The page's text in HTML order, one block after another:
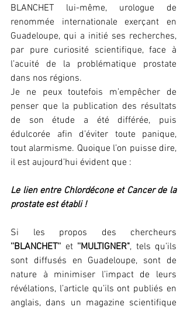
BLANCHET lui-même, urologue de
renommée internationale exerçant en
Guadeloupe, qui a initié ses recherches,
par pure curiosité scientifique, face à
l’acuité de la problématique prostate
dans nos régions.
Je ne peux toutefois m’empêcher de
penser que la publication des résultats
de son étude a été différée, puis
édulcorée afin d’éviter toute panique,
tout alarmisme. Quoique l’on puisse dire,
il est aujourd’hui évident que :
Le lien entre Chlordécone et Cancer de la
prostate est établi !
''BLANCHET'' et ''MULTIGNER", tels qu’ils
sont diffusés en Guadeloupe, sont de
nature à minimiser l’impact de leurs
révélations, l’article qu’ils ont publiés en
anglais, dans un magazine scientifique